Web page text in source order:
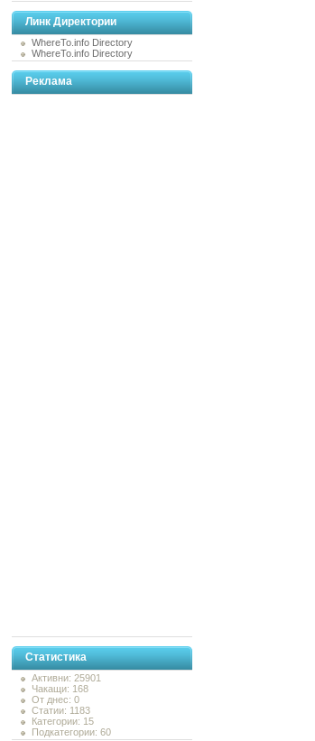
Линк Директории
WhereTo.info Directory
WhereTo.info Directory
Реклама
Статистика
Активни: 25901
Чакащи: 168
От днес: 0
Статии: 1183
Категории: 15
Подкатегории: 60